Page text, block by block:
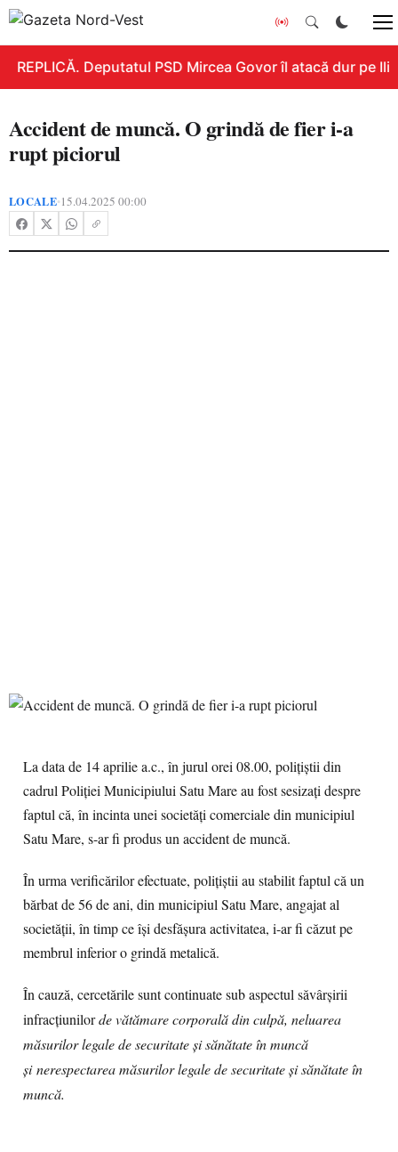
REPLICĂ. Deputatul PSD Mircea Govor îl atacă dur pe
Accident de muncă. O grindă de fier i-a
rupt piciorul
LOCALE•15.04.2025 00:00
La data de 14 aprilie a.c., în jurul orei 08.00, polițiștii din
cadrul Poliției Municipiului Satu Mare au fost sesizați despre
faptul că, în incinta unei societăți comerciale din municipiul
Satu Mare, s-ar fi produs un accident de muncă.
În urma verificărilor efectuate, polițiștii au stabilit faptul că un
bărbat de 56 de ani, din municipiul Satu Mare, angajat al
societății, în timp ce își desfășura activitatea, i-ar fi căzut pe
membrul inferior o grindă metalică.
În cauză, cercetările sunt continuate sub aspectul săvârșirii
infracțiunilorde vătămare corporală din culpă, neluarea
măsurilor legale de securitate şi sănătate în muncă
şi nerespectarea măsurilor legale de securitate şi sănătate în
muncă.